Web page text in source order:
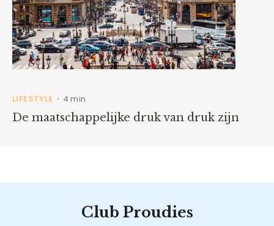
LIFESTYLE • 4 min
De maatschappelijke druk van druk zijn
Club Proudies